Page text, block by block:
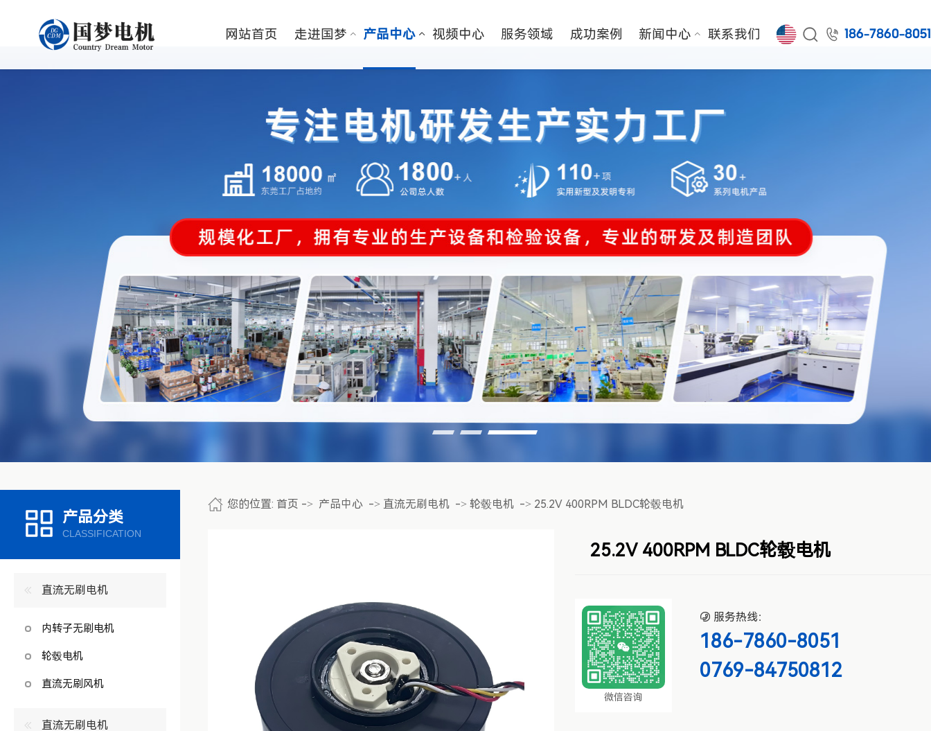
网站首页 走进国梦 产品中心 视频中心 服务领域 成功案例 新闻中心 联系我们   186-7860-8051
产品分类
CLASSIFICATION
直流无刷电机
内转子无刷电机
轮毂电机
直流无刷风机
直流无刷电机
您的位置: 首页 -> 产品中心 -> 直流无刷电机 -> 轮毂电机 -> 25.2V 400RPM BLDC轮毂电机
25.2V 400RPM BLDC轮毂电机
微信咨询
 服务热线：
186-7860-8051
0769-84750812